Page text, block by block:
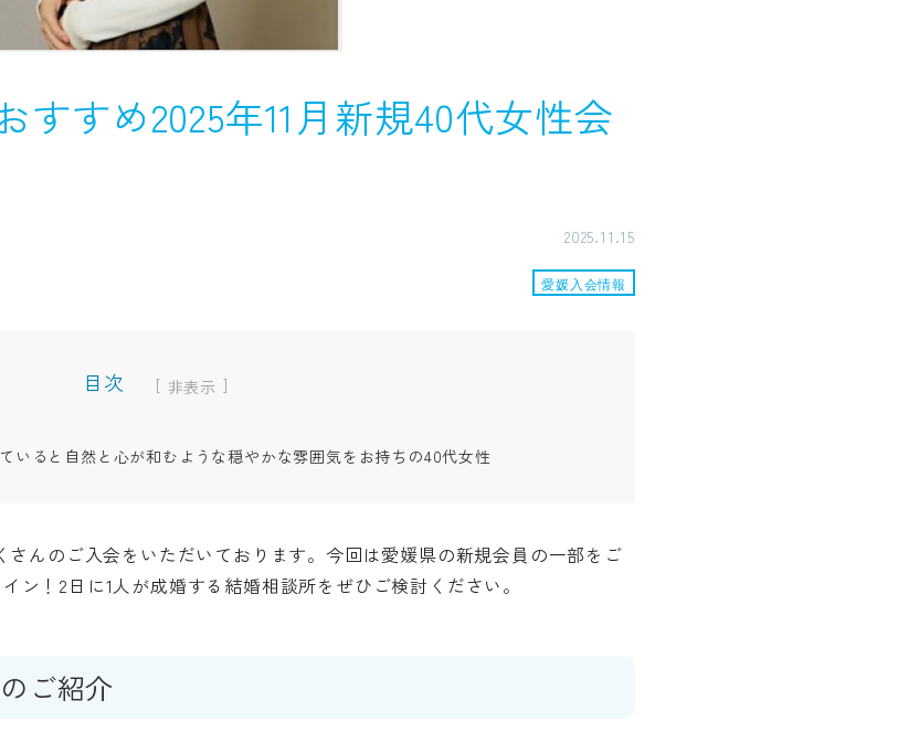
すすめ2025年11月新規40代女性会
2025.11.15
愛媛入会情報
目次 [
]
いると自然と心が和むような穏やかな雰囲気をお持ちの40代女性
んのご入会をいただいております。今回は愛媛県の新規会員の一部をご
ン！2日に1人が成婚する結婚相談所をぜひご検討ください。
ご紹介